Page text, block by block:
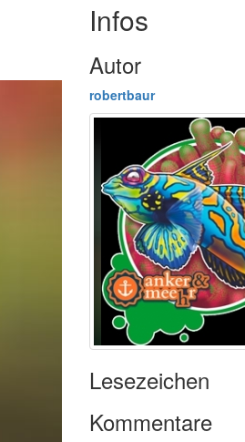
Infos
Autor
robertbaur
Lesezeichen
Kommentare